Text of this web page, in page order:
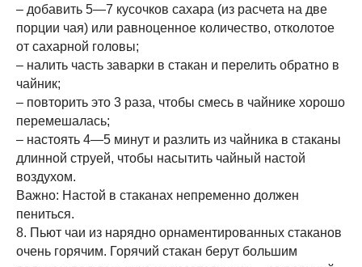
– добавить 5—7 кусочков сахара (из расчета на две
порции чая) или равноценное количество, отколотое
от сахарной головы;
– налить часть заварки в стакан и перелить обратно в
чайник;
– повторить это 3 раза, чтобы смесь в чайнике хорошо
перемешалась;
– настоять 4—5 минут и разлить из чайника в стаканы
длинной струей, чтобы насытить чайный настой
воздухом.
Важно: Настой в стаканах непременно должен
пениться.
8. Пьют чаи из нарядно орнаментированных стаканов
очень горячим. Горячий стакан берут большим